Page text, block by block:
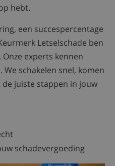
hebt.
een succespercentage
Letselschade ben
experts kennen
schakelen snel, komen
juiste stappen in jouw
schadevergoeding